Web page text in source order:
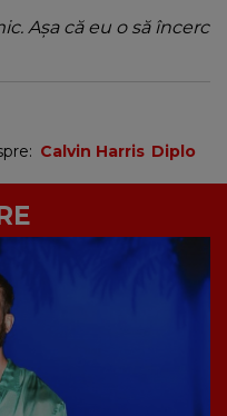
Așa că eu o să încerc
Calvin Harris Diplo